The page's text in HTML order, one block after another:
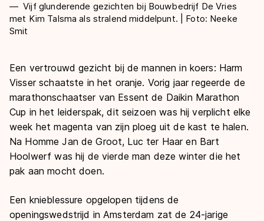
Vijf glunderende gezichten bij Bouwbedrijf De Vries
met Kim Talsma als stralend middelpunt. | Foto: Neeke
Smit
Een vertrouwd gezicht bij de mannen in koers: Harm
Visser schaatste in het oranje. Vorig jaar regeerde de
marathonschaatser van Essent de Daikin Marathon
Cup in het leiderspak, dit seizoen was hij verplicht elke
week het magenta van zijn ploeg uit de kast te halen.
Na Homme Jan de Groot, Luc ter Haar en Bart
Hoolwerf was hij de vierde man deze winter die het
pak aan mocht doen.
Een knieblessure opgelopen tijdens de
openingswedstrijd in Amsterdam zat de 24-jarige